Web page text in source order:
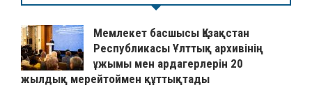
Мемлекет басшысы Қазақстан
Республикасы Ұлттық архивінің
ұжымы мен ардагерлерін 20
жылдық мерейтоймен құттықтады